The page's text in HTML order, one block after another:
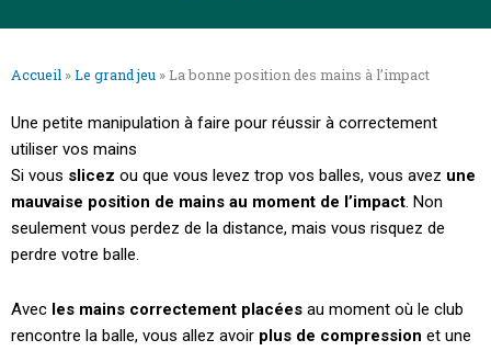
Accueil »Le grand jeu » La bonne position des mains à l’impact
Une petite manipulation à faire pour réussir à correctement
utiliser vos mains
Si vous slicez ou que vous levez trop vos balles, vous avez une
mauvaise position de mains au moment de l’impact. Non
seulement vous perdez de la distance, mais vous risquez de
perdre votre balle.
Avec les mains correctement placées au moment où le club
rencontre la balle, vous allez avoir plus de compression et une